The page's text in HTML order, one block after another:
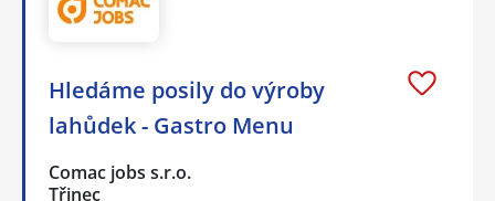
Hledáme posily do výroby
lahůdek - Gastro Menu
Comac jobs s.r.o.
Třinec